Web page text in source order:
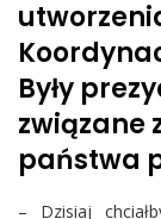
Były
związane
państwa
– Dzisiaj